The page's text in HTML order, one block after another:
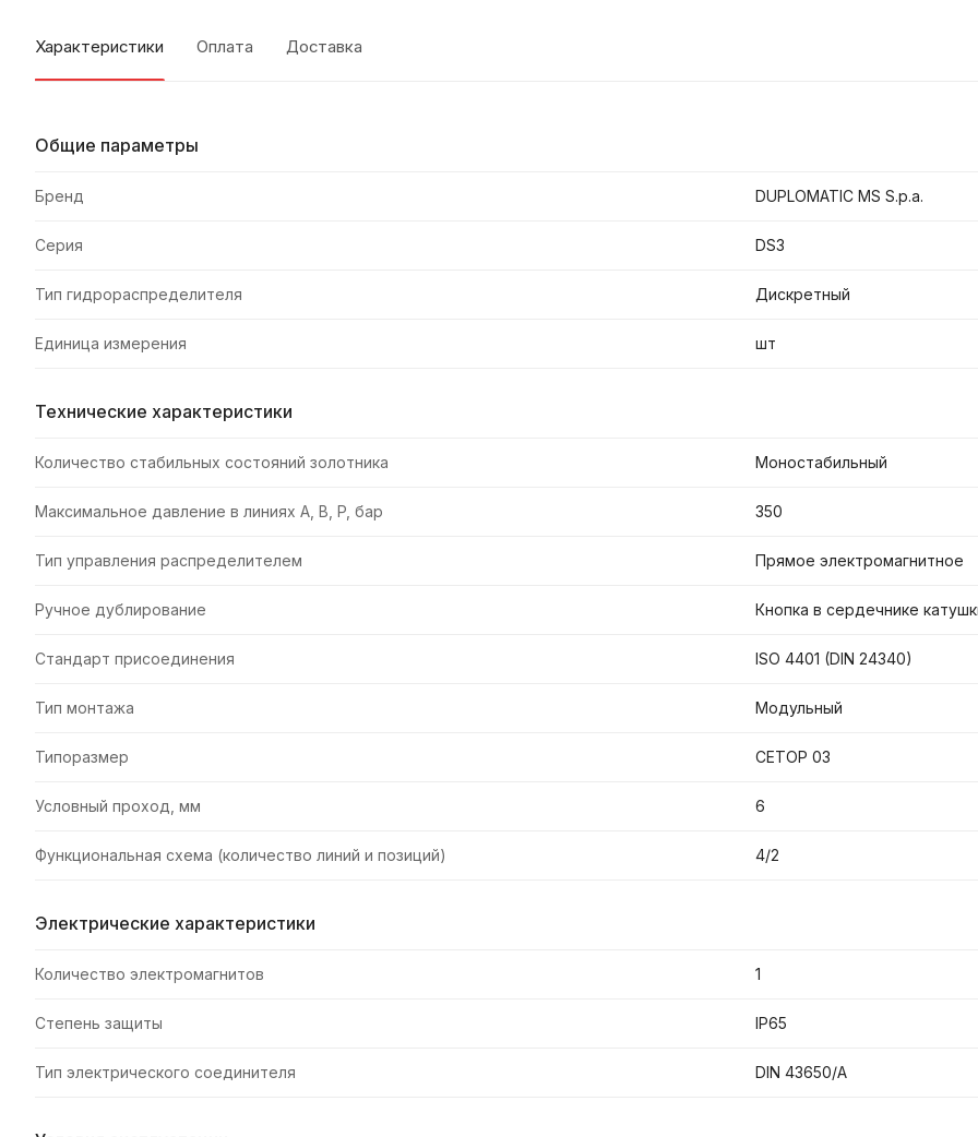
Характеристики Оплата Доставка
Общие параметры
Бренд DUPLOMATIC MS S.p.a.
Серия DS3
Тип гидрораспределителя Дискретный
Единица измерения шт
Технические характеристики
Количество стабильных состояний золотника Моностабильный
Максимальное давление в линиях A, B, P, бар 350
Тип управления распределителем Прямое электромагнитное
Ручное дублирование Кнопка в сердечнике
Стандарт присоединения ISO 4401 (DIN 24340)
Тип монтажа Модульный
Типоразмер CETOP 03
Условный проход, мм 6
Функциональная схема (количество линий и позиций) 4/2
Электрические характеристики
Количество электромагнитов 1
Степень защиты IP65
Тип электрического соединителя DIN 43650/A